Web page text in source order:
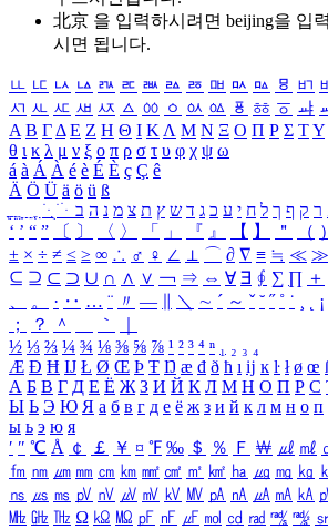
北京 을 입력하시려면 beijing을 입
시면 됩니다.
ㅥ ㅦ ㅧ ㅨ ㅩ ㅪ ㅫ ㅬ ㅭ ㅮ ㅯ ㅰ ㅱ ㅲ
ㅺ ㅻ ㅼ ㅽ ㅾ ㅿ ㆀ ㆁ ㆂ ㆃ ㆄ ㆅ ㆆ ㆇ
Α Β ΓΔ Ε Ζ Η Θ Ι ΚΛ Μ Ν Ξ Ο Π Ρ Σ ΤΥ
θ ι κ λ μ ν ξ ο π ρ σ τ υ φ χ ψ ω
á à Á À é è É È ç Ç ê
Ä Ö Ü ä ö ü ß
ִֶֹ ֻּ ׁׂ ר ק ף ך ל ח י ע כ ג ד ש ץ ת צ מ נ ה ב
‘ ’ “ ” 〔 〕 〈 〉 「 」 『 』 【 】 ＂ （ ）
± × ÷ ≠ ≤ ≥ ∞ ∴ ♂ ♀ ∠ ⊥ ⌒ ∂ ∇ ≡ ≒ ≪ ≫
⊆ ⊇ ⊂ ⊃ ∪ ∩ ∧ ∨ ￢ ⇒ ⇔ ∀ ∃ ∮ ∑ ∏ ＋
、
。 · ‥ … ¨ 〃 ― ＼ ∼ ´ ～ ˇ ˘ ˝ ˚ ˙ ¸ ¡
；
？ ＾ ｀
½ ⅓ ⅔ ¼ ¾ ⅛ ⅜ ⅝ ⅞ ¹ ² ³ ⁴ ⁿ ₁ ₂ ₃ ₄
Æ Ð Ħ Ĳ Ł Ø Œ Þ Ŧ Ŋ æ đ ð ħ ı ĳ ĸ ŀ ł ø œ
А Б В Г Д Е Ё Ж З И Й К Л М Н О П Р С
Ы Ь Э Ю Я а б в г д е ё ж з и й к л м н о п
ы ь э ю я
′ ″ ℃ Å ￠ ￡ ￥ ¤ ℉ ‰ ＄ ％ Ｆ ￦ ㎕ ㎖
㎙ ㎚ ㎛ ㎜ ㎝ ㎞ ㎟ ㎠ ㎡ ㎢ ㏊ ㎍ ㎎ ㎏
㎱ ㎲ ㎳ ㎴ ㎵ ㎶ ㎷ ㎸ ㎹ ㎀ ㎁ ㎂ ㎃ ㎄
㎒ ㎓ ㎔ Ω ㏀ ㏁ ㎊ ㎋ ㎌ ㏖ ㏅ ㎭ ㎮ ㎯